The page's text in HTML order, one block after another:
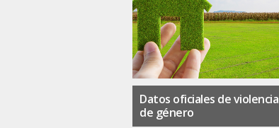
Datos oficiales de violencia
de género